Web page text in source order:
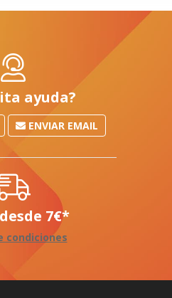
ayuda?
ENVIAR EMAIL
7€*
condiciones